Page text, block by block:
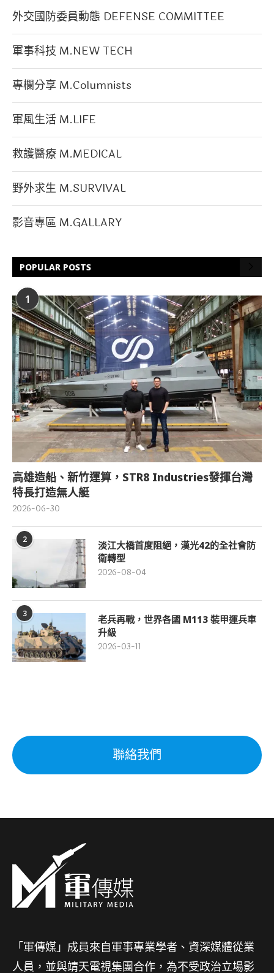
外交國防委員動態 DEFENSE COMMITTEE
軍事科技 M.NEW TECH
專欄分享 M.Columnists
軍風生活 M.LIFE
救護醫療 M.MEDICAL
野外求生 M.SURVIVAL
影音專區 M.GALLARY
POPULAR POSTS
1
高雄造船、新竹運算，STR8 Industries發揮台灣
特長打造無人艇
2026-06-30
2
淡江大橋首度阻絕，漢光42的全社會防
衛轉型
2026-08-04
3
老兵再戰，世界各國 M113 裝甲運兵車
升級
2026-03-11
聯絡我們
「軍傳媒」成員來自軍事專業學者、資深媒體從業
人員，並與靖天電視集團合作，為不受政治立場影